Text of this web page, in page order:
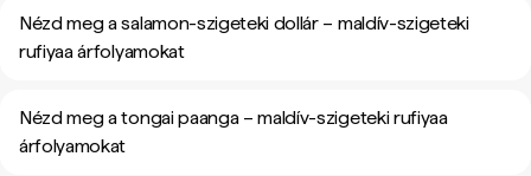
Nézd meg a salamon-szigeteki dollár – maldív-szigeteki
rufiyaa árfolyamokat
Nézd meg a tongai paanga – maldív-szigeteki rufiyaa
árfolyamokat